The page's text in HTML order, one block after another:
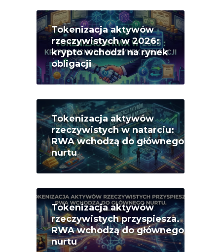
Tokenizacja aktywów
rzeczywistych w 2026:
krypto wchodzi na rynek
obligacji
Tokenizacja aktywów
rzeczywistych w natarciu:
RWA wchodzą do głównego
nurtu
Tokenizacja aktywów
rzeczywistych przyspiesza.
RWA wchodzą do głównego
nurtu